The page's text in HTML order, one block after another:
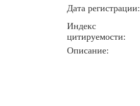
Дата регистрации:
Индекс
цитируемости:
Описание: